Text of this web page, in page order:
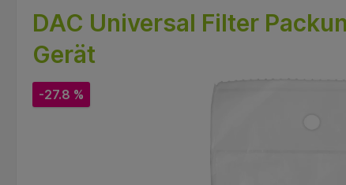
DAC Universal Filter
Gerät
-27.8 %